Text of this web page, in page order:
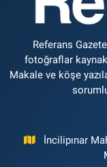
Referans
fotoğraflar
Makale ve köşe
İncilipınar